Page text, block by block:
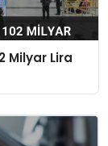
Milyar Lira